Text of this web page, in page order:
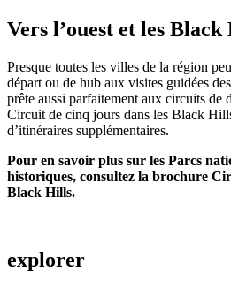
Vers l’ouest et les
Presque toutes les villes de la région
départ ou de hub aux visites guidées
prête aussi parfaitement aux circuits de
Circuit de cinq jours dans les Black
d’itinéraires supplémentaires.
Pour en savoir plus sur les Parcs
historiques, consultez la brochure
Black Hills.
explorer